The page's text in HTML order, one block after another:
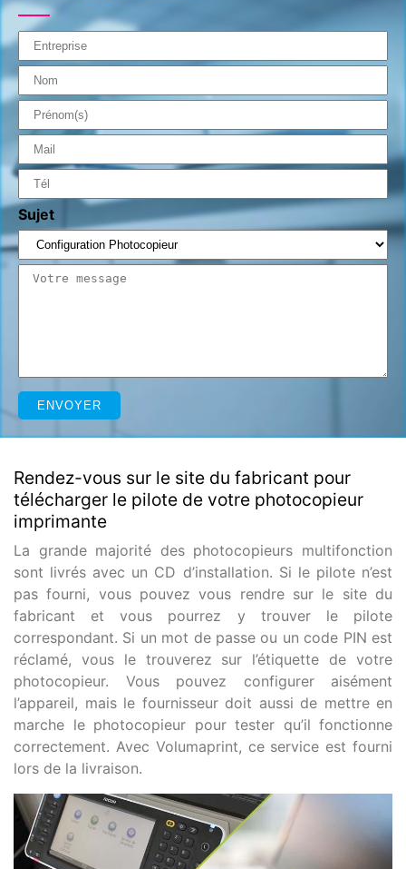
Sujet
Rendez-vous sur le site du fabricant pour
télécharger le pilote de votre photocopieur
imprimante
La grande majorité des photocopieurs multifonction
sont livrés avec un CD d’installation. Si le pilote n’est
pas fourni, vous pouvez vous rendre sur le site du
fabricant et vous pourrez y trouver le pilote
correspondant. Si un mot de passe ou un code PIN est
réclamé, vous le trouverez sur l’étiquette de votre
photocopieur. Vous pouvez configurer aisément
l’appareil, mais le fournisseur doit aussi de mettre en
marche le photocopieur pour tester qu’il fonctionne
correctement. Avec Volumaprint, ce service est fourni
lors de la livraison.